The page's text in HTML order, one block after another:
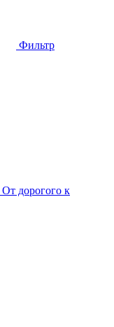
Фильтр
От дорогого к